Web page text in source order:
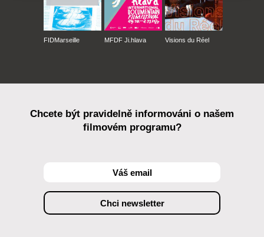
FIDMarseille MFDF Ji.hlava Visions du Réel
Chcete být pravidelně informováni o našem
filmovém programu?